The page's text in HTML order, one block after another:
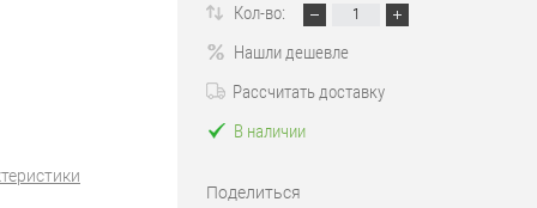
Кол-во:
Нашли дешевле
Рассчитать доставку
В наличии
Поделиться